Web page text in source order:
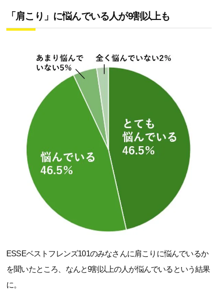
「肩こり」に悩んでいる人が9割以上も
ESSEベストフレンズ101のみなさんに肩こりに悩んでいるか
を聞いたところ、なんと9割以上の人が悩んでいるという結果
に。